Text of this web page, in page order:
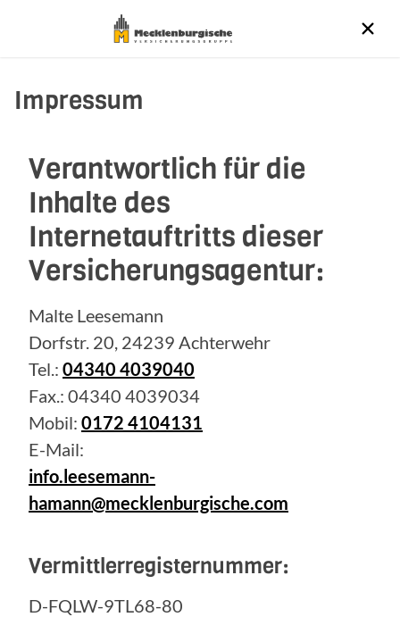
Impressum
Verantwortlich für die
Inhalte des
Internetauftritts dieser
Versicherungsagentur:
Malte Leesemann
Dorfstr. 20, 24239 Achterwehr
Tel.: 04340 4039040
Fax.: 04340 4039034
Mobil: 0172 4104131
E-Mail:
info.leesemann-
hamann@mecklenburgische.com
Vermittlerregisternummer:
D-FQLW-9TL68-80